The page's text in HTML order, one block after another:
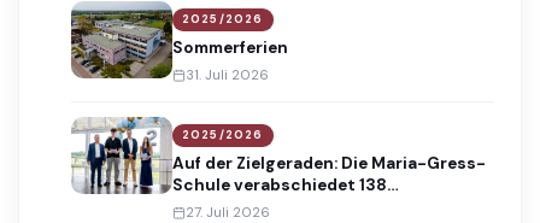
2025/2026
Sommerferien
31. Juli 2026
2025/2026
Auf der Zielgeraden: Die Maria-Gress-
Schule verabschiedet 138
Absolventinnen und Absolventen
27. Juli 2026